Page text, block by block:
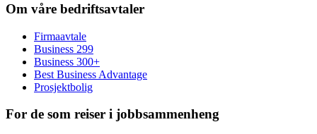
Om våre bedriftsavtaler
Firmaavtale
Business 299
Business 300+
Best Business Advantage
Prosjektbolig
For de som reiser i jobbsammenheng